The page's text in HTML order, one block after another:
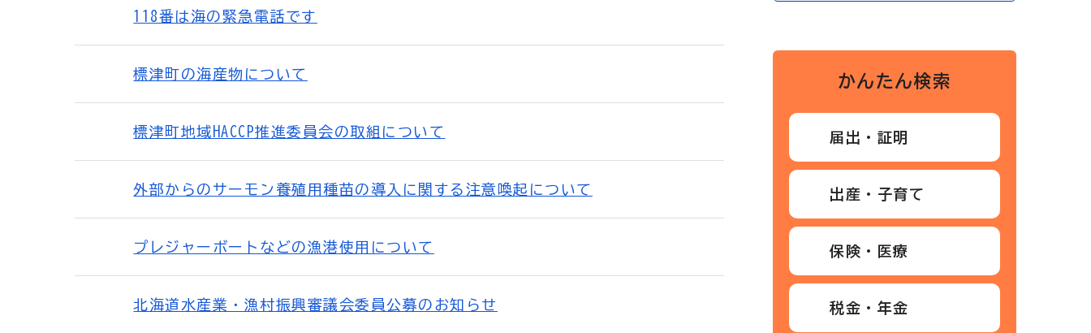
118番は海の緊急電話です
標津町の海産物について
標津町地域HACCP推進委員会の取組について
外部からのサーモン養殖用種苗の導入に関する注意喚起について
プレジャーボートなどの漁港使用について
北海道水産業・漁村振興審議会委員公募のお知らせ
かんたん検索
届出・証明
出産・子育て
保険・医療
税金・年金